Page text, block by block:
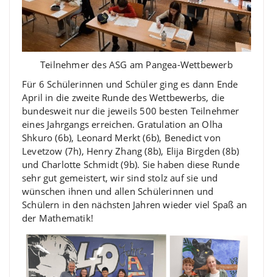
Teilnehmer des ASG am Pangea-Wettbewerb
Für 6 Schülerinnen und Schüler ging es dann Ende
April in die zweite Runde des Wettbewerbs, die
bundesweit nur die jeweils 500 besten Teilnehmer
eines Jahrgangs erreichen. Gratulation an Olha
Shkuro (6b), Leonard Merkt (6b), Benedict von
Levetzow (7h), Henry Zhang (8b), Elija Birgden (8b)
und Charlotte Schmidt (9b). Sie haben diese Runde
sehr gut gemeistert, wir sind stolz auf sie und
wünschen ihnen und allen Schülerinnen und
Schülern in den nächsten Jahren wieder viel Spaß an
der Mathematik!